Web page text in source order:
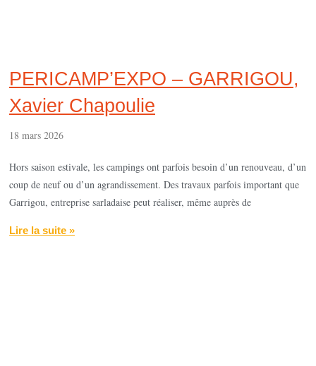
PERICAMP’EXPO – GARRIGOU,
Xavier Chapoulie
18 mars 2026
Hors saison estivale, les campings ont parfois besoin d’un renouveau, d’un
coup de neuf ou d’un agrandissement. Des travaux parfois important que
Garrigou, entreprise sarladaise peut réaliser, même auprès de
Lire la suite »